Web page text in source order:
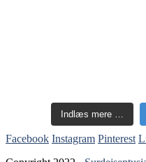
Indlæs mere …
Facebook Instagram Pinterest